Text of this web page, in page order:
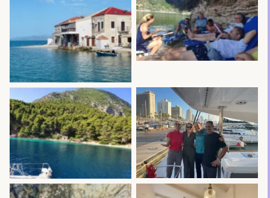
No Caption
No Caption
No Caption
No Caption